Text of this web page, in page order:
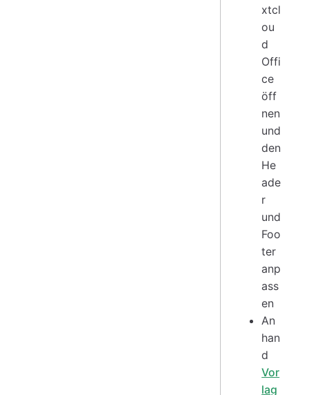
xtcl
ou
d
Offi
ce
öff
nen
und
den
He
ade
r
und
Foo
ter
anp
ass
en
An
han
d
Vor
lag